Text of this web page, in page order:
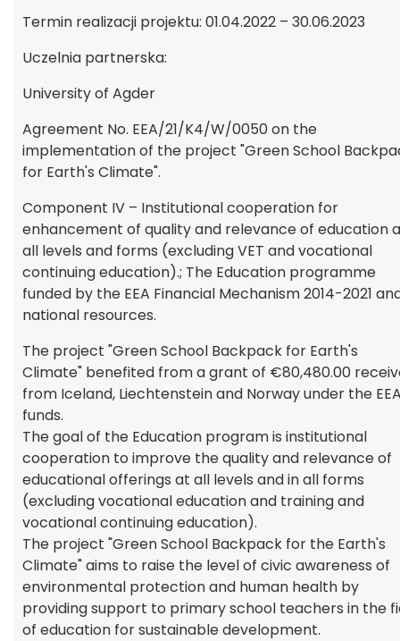
Termin realizacji projektu: 01.04.2022 – 30.06.2023
Uczelnia partnerska:
University of Agder
Agreement No. EEA/21/K4/W/0050 on the
implementation of the project "Green School
for Earth's Climate".
Component IV – Institutional cooperation for
enhancement of quality and relevance of education
all levels and forms (excluding VET and vocational
continuing education).; The Education programme
funded by the EEA Financial Mechanism 2014-2021
national resources.
The project "Green School Backpack for Earth's
Climate" benefited from a grant of €80,480.00
from Iceland, Liechtenstein and Norway under the
funds.
The goal of the Education program is institutional
cooperation to improve the quality and relevance of
educational offerings at all levels and in all forms
(excluding vocational education and training and
vocational continuing education).
The project "Green School Backpack for the Earth's
Climate" aims to raise the level of civic awareness of
environmental protection and human health by
providing support to primary school teachers in the
of education for sustainable development.